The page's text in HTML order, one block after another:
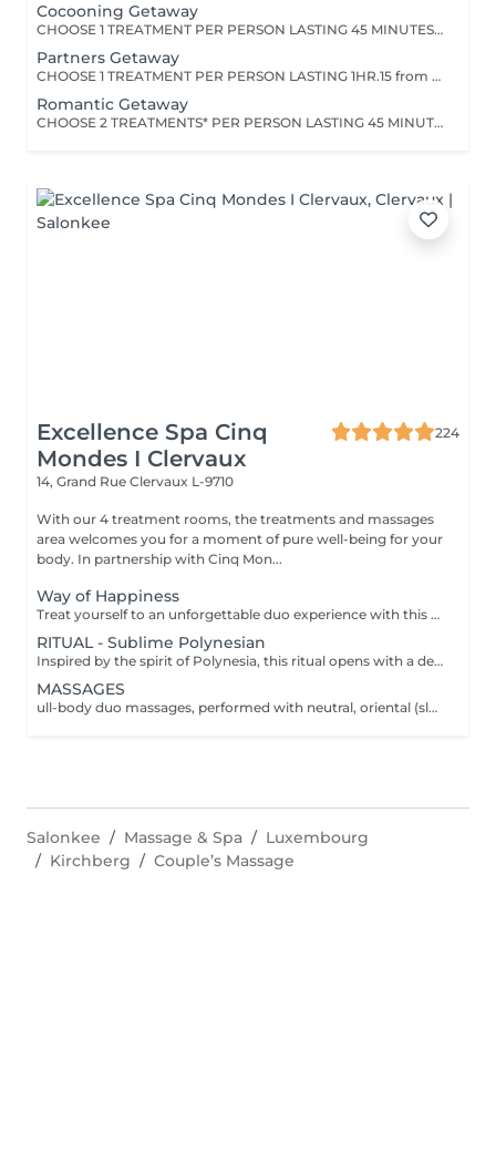
Cocooning Getaway
CHOOSE 1 TREATMENT PER PERSON LASTING 45 MINUTES from the range of Nuxe Massages, Face Treatments or Body Treatments.
Partners Getaway
CHOOSE 1 TREATMENT PER PERSON LASTING 1HR.15 from the range of Nuxe Massages, Face Treatments or Body Treatments+ 1 TREATMENT PER PERSON LASTING 15 MINUTESfrom Foot Relaxation Massage, Back Massage or Head Massage.
Romantic Getaway
CHOOSE 2 TREATMENTS* PER PERSON LASTING 45 MINUTES EACH from the range of Nuxe Massages, Face Treatments or Body Treatments+ 1 TREATMENT PER PERSON LASTING 15 MINUTES from Foot Relaxation Massage, Back Massage or Head Massage
Excellence Spa Cinq
Mondes I Clervaux
224
14, Grand Rue Clervaux L-9710
With our 4 treatment rooms, the treatments and massages
area welcomes you for a moment of pure well-being for your
body. In partnership with Cinq Mon...
Way of Happiness
Treat yourself to an unforgettable duo experience with this rituel, where the Cinq Mondes signature transports you to a world of absolute wellbeing through four exceptional treatments, designed to revive the senses and strengthen bonds,for moments of shared complicity and relaxation. *Purifying scrub with Beldi black soap *Purifying and detoxifying wrap with ''Crème de Rassoul'' *Relaxing traditional Oriental massage *Lifting and plumping ''Ko Bi Do'' facial massage The treatment duration (190 min) includes preparation time, the integrated relaxation time within our treatments (10 min), as well as the time required to rinse/remove the product in the shower. All our rituals are accompanied by tea with its delicacies.
RITUAL - Sublime Polynesian
Inspired by the spirit of Polynesia, this ritual opens with a delicately scented sugar scrub infused with Tahitian Monoï. It continues with a rhythmic, enveloping massage performed generously forearm movements, stimulating energy points and offering deep relaxation and a feeling of total serenity. The treatment duration (90 min) includes preparation time, the integrated relaxation time within our treatments (10 min), as well as the time required to rinse/remove the product in the shower (10 min). All our rituals are accompanied by tea with its delicacies.
MASSAGES
ull-body duo massages, performed with neutral, oriental (slow, deep movements for a moment of pure well-being) or Polynesian oil (rhythmic and enveloping with fluid forearm movements), invite you on a journey of softness and harmony. or A facial massage that gently stimulates energy points and releases tension in the neck, or a personalized body massage targeting the areas of your choice, for deep and tailored relaxation. The treatment duration (30 min; 40 min; 60 min; 70 min or 90 min) includes preparation time as well as the integrated relaxation time within our treatments (10 min).
Salonkee Massage & Spa
Luxembourg
Kirchberg
Couple’s Massage